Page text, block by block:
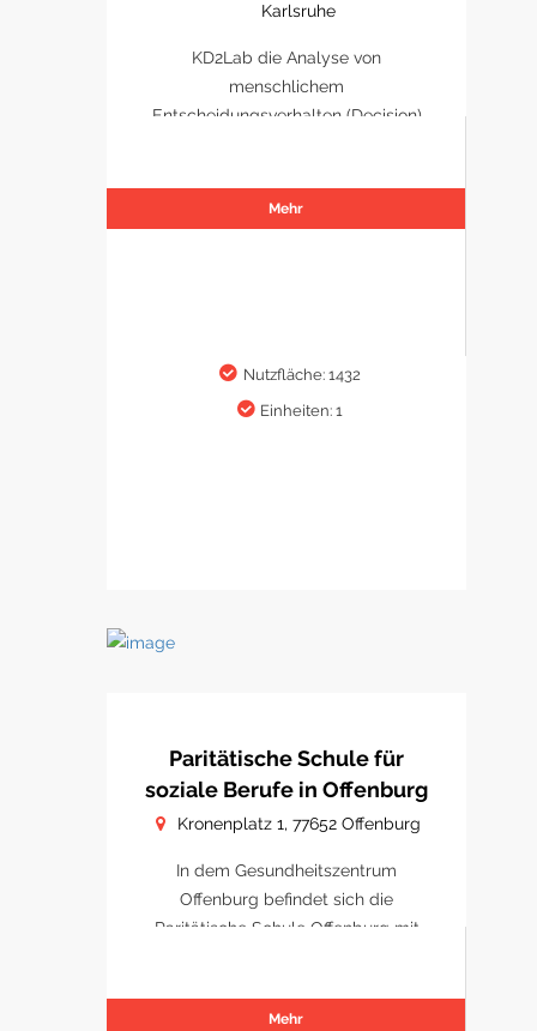
Karlsruhe
KD2Lab die Analyse von
menschlichem
Entscheidungsverhalten (Decision)
Mehr
Nutzfläche: 1432
Einheiten: 1
Paritätische Schule für
soziale Berufe in Offenburg
Kronenplatz 1, 77652 Offenburg
In dem Gesundheitszentrum
Offenburg befindet sich die
Paritätische Schule Offenburg mit
Mehr